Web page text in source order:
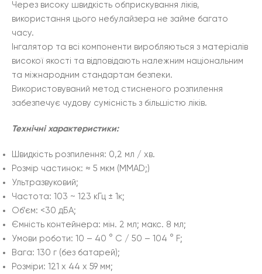
Через високу швидкість обприскування ліків,
використання цього небулайзера не займе багато
часу.
Інгалятор та всі компоненти виробляються з матеріалів
високої якості та відповідають належним національним
та міжнародним стандартам безпеки.
Використовуваний метод стисненого розпилення
забезпечує чудову сумісність з більшістю ліків.
Технічні характеристики:
Швидкість розпилення: 0,2 мл / хв.
Розмір частинок: ≈ 5 мкм (MMAD;)
Ультразвуковий;
Частота: 103 ~ 123 кГц ± 1к;
Об’єм: <30 дБА;
Ємність контейнера: мін. 2 мл; макс. 8 мл;
Умови роботи: 10 – 40 ° C / 50 – 104 ° F;
Вага: 130 г (без батарей);
Розміри: 121 x 44 x 59 мм;